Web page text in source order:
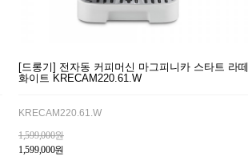
[드롱기] 전자동 커피머신 마그피니카 스타트 라떼
화이트 KRECAM220.61.W
KRECAM220.61.W
1,599,000원
1,599,000원